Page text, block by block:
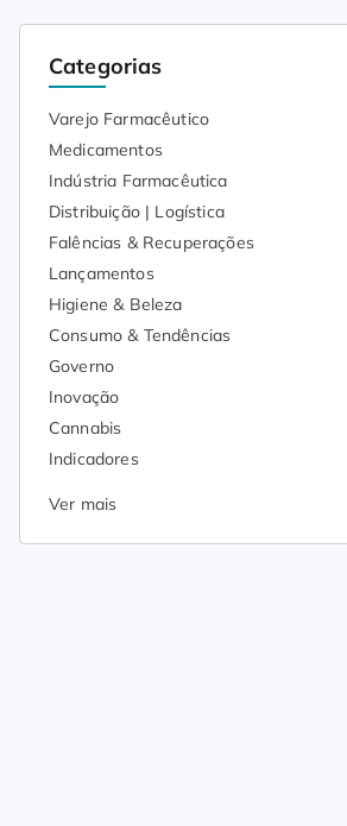
Categorias
Varejo Farmacêutico
Medicamentos
Indústria Farmacêutica
Distribuição | Logística
Falências & Recuperações
Lançamentos
Higiene & Beleza
Consumo & Tendências
Governo
Inovação
Cannabis
Indicadores
Ver mais